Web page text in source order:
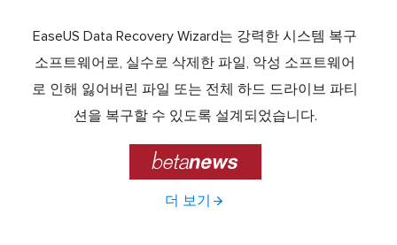
EaseUS Data Recovery Wizard는 강력한 시스템 복구
소프트웨어로, 실수로 삭제한 파일, 악성 소프트웨어
로 인해 잃어버린 파일 또는 전체 하드 드라이브 파티
션을 복구할 수 있도록 설계되었습니다.

더 보기